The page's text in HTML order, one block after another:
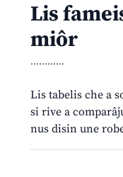
Lis
miôr
............
Lis tabelis che a
si rive a
nus disin une